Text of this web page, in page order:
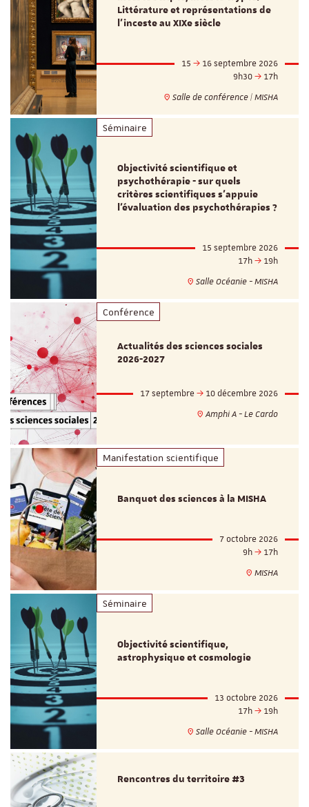
Littérature et représentations de
l’inceste au XIXe siècle
15
16 septembre 2026
9h30
17h
Salle de conférence | MISHA
Séminaire
Objectivité scientifique et
psychothérapie - sur quels
critères scientifiques s'appuie
l'évaluation des psychothérapies ?
15 septembre 2026
17h
19h
Salle Océanie - MISHA
Conférence
Actualités des sciences sociales
2026-2027
17 septembre
10 décembre 2026
Amphi A - Le Cardo
Manifestation scientifique
Banquet des sciences à la MISHA
7 octobre 2026
9h
17h
MISHA
Séminaire
Objectivité scientifique,
astrophysique et cosmologie
13 octobre 2026
17h
19h
Salle Océanie - MISHA
Rencontres du territoire #3